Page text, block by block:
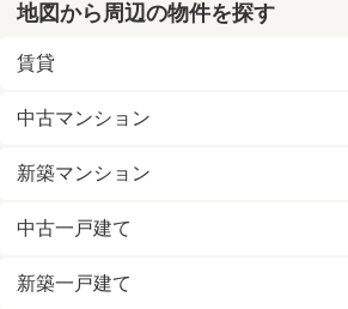
地図から周辺の物件を探す
賃貸
中古マンション
新築マンション
中古一戸建て
新築一戸建て